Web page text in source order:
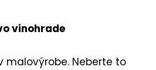
vinohrade
malovýrobe. Neberte to